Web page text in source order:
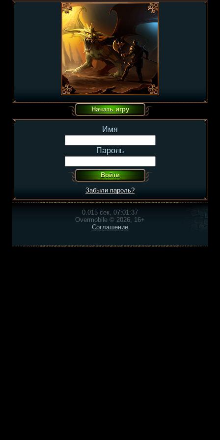
Имя
Пароль
Забыли пароль?
0.015 сек, 07:01:37
Overmobile © 2026, 16+
Соглашение